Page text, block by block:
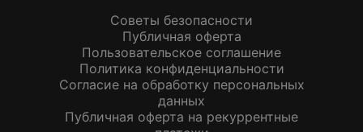
Советы безопасности
Публичная оферта
Пользовательское соглашение
Политика конфиденциальности
Согласие на обработку персональных
данных
Публичная оферта на рекуррентные